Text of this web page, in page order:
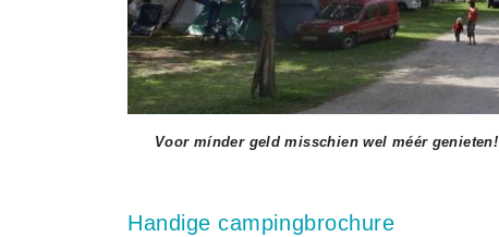
Voor mínder geld misschien wel méér genieten!
Handige campingbrochure